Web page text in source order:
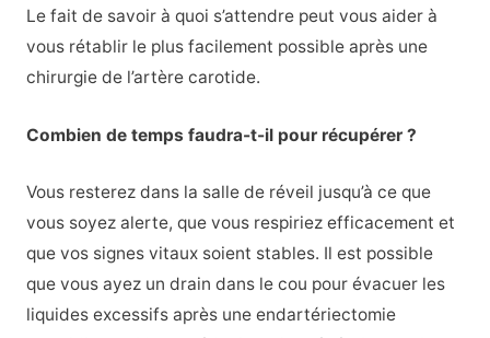
Le fait de savoir à quoi s’attendre peut vous aider à
vous rétablir le plus facilement possible après une
chirurgie de l’artère carotide.
Combien de temps faudra-t-il pour récupérer ?
Vous resterez dans la salle de réveil jusqu’à ce que
vous soyez alerte, que vous respiriez efficacement et
que vos signes vitaux soient stables. Il est possible
que vous ayez un drain dans le cou pour évacuer les
liquides excessifs après une endartériectomie